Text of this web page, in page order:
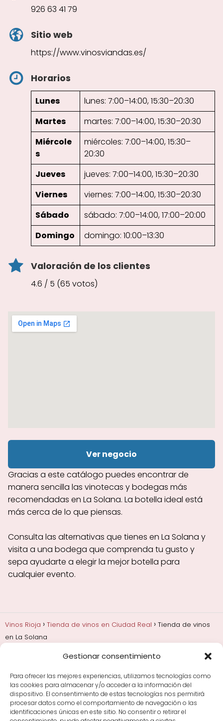
Gestionar consentimiento
Para ofrecer las mejores experiencias, utilizamos tecnologías como
las cookies para almacenar y/o acceder a la información del
dispositivo. El consentimiento de estas tecnologías nos permitirá
procesar datos como el comportamiento de navegación o las
identificaciones únicas en este sitio. No consentir o retirar el
926 63 41 79
Sitio web
https://www.vinosviandas.es/
Horarios
Lunes
lunes: 7:00–14:00, 15:30–20:30
Martes
martes: 7:00–14:00, 15:30–20:30
Miércole
s
miércoles: 7:00–14:00, 15:30–
20:30
Jueves
jueves: 7:00–14:00, 15:30–20:30
Viernes
viernes: 7:00–14:00, 15:30–20:30
Sábado
sábado: 7:00–14:00, 17:00–20:00
Domingo
domingo: 10:00–13:30
Valoración de los clientes
4.6 / 5 (65 votos)
Ver negocio
Gracias a este catálogo puedes encontrar de
manera sencilla las vinotecas y bodegas más
recomendadas en La Solana. La botella ideal está
más cerca de lo que piensas.
Consulta las alternativas que tienes en La Solana y
visita a una bodega que comprenda tu gusto y
sepa ayudarte a elegir la mejor botella para
cualquier evento.
Vinos Rioja Tienda de vinos en Ciudad Real
Tienda de vinos
en La Solana
Añadas, crianza y guarda
Bodegas y marcas de
Comprar vino
Rioja y guías de regalo
Cultura del vino y
curiosidades
Enoturismo en Rioja
Maridajes y vino en la mesa Tiendas de vino por